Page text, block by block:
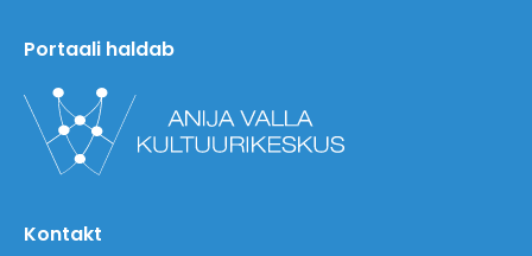
Portaali haldab
Kontakt